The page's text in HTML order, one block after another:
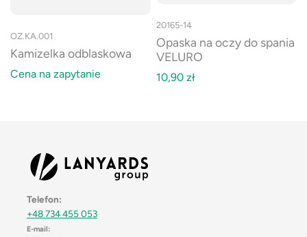
OZ.KA.001
Kamizelka odblaskowa
Cena na zapytanie
20165-14
Opaska na oczy do spania
VELURO
10,90 zł
Telefon:
+48 734 455 053
E-mail: